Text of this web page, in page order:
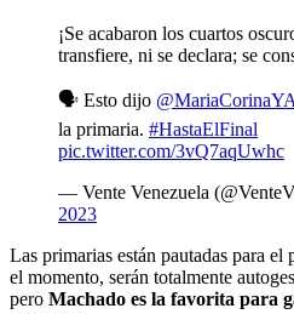
¡Se acabaron los cuartos
transfiere, ni se declara; se
🗣️ Esto dijo @MariaCorinaYA
la primaria. #HastaElFinal
pic.twitter.com/3vQ7aqUwhc
— Vente Venezuela
2023
Las primarias están pautadas para
el momento, serán totalmente
pero Machado es la favorita para